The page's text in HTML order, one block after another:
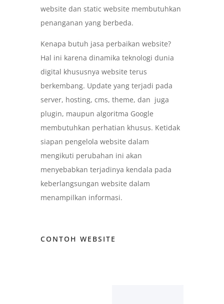
website dan static website membutuhkan
penanganan yang berbeda.
Kenapa butuh jasa perbaikan website?
Hal ini karena dinamika teknologi dunia
digital khususnya website terus
berkembang. Update yang terjadi pada
server, hosting, cms, theme, dan juga
plugin, maupun algoritma Google
membutuhkan perhatian khusus. Ketidak
siapan pengelola website dalam
mengikuti perubahan ini akan
menyebabkan terjadinya kendala pada
keberlangsungan website dalam
menampilkan informasi.
CONTOH WEBSITE